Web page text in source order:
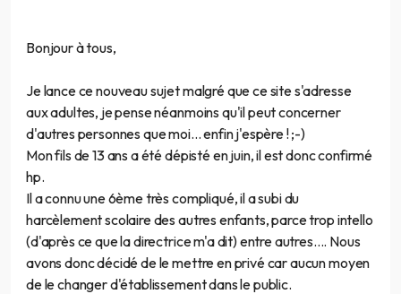
Bonjour à tous,
Je lance ce nouveau sujet malgré que ce site s'adresse
aux adultes, je pense néanmoins qu'il peut concerner
d'autres personnes que moi... enfin j'espère ! ;-)
Mon fils de 13 ans a été dépisté en juin, il est donc confirmé
hp.
Il a connu une 6ème très compliqué, il a subi du
harcèlement scolaire des autres enfants, parce trop intello
(d'après ce que la directrice m'a dit) entre autres.... Nous
avons donc décidé de le mettre en privé car aucun moyen
de le changer d'établissement dans le public.